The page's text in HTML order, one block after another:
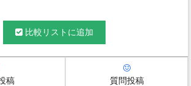
比較リストに追加
稿 質問投稿